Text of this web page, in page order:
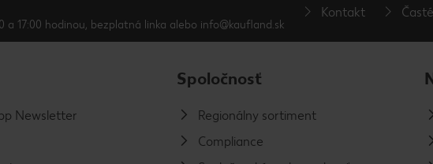
17:00 hodinou, bezplatná linka alebo info@kaufland.sk
Kontakt
Newsletter
Spoločnosť
Regionálny sortiment
Compliance